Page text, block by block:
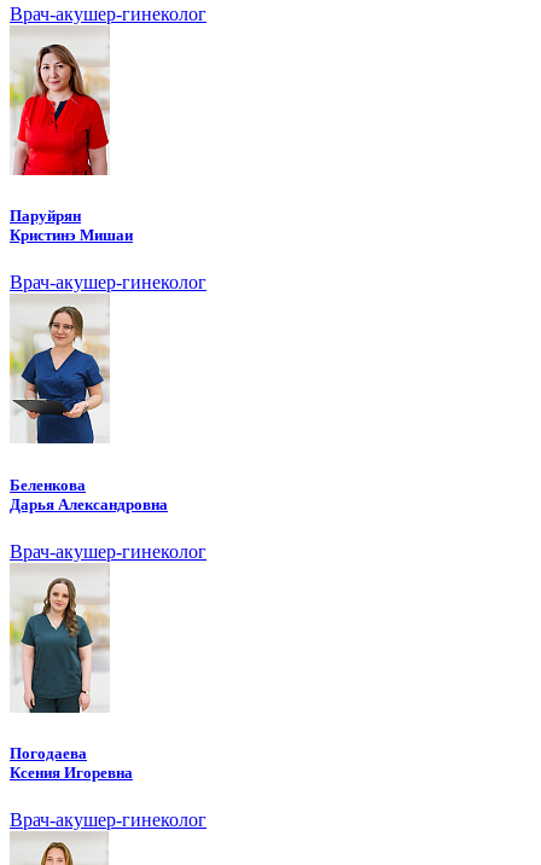
Врач-акушер-гинеколог
Паруйрян
Кристинэ Мишаи
Врач-акушер-гинеколог
Беленкова
Дарья Александровна
Врач-акушер-гинеколог
Погодаева
Ксения Игоревна
Врач-акушер-гинеколог